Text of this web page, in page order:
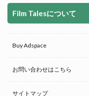
Film Talesについて
Buy Adspace
お問い合わせはこちら
サイトマップ